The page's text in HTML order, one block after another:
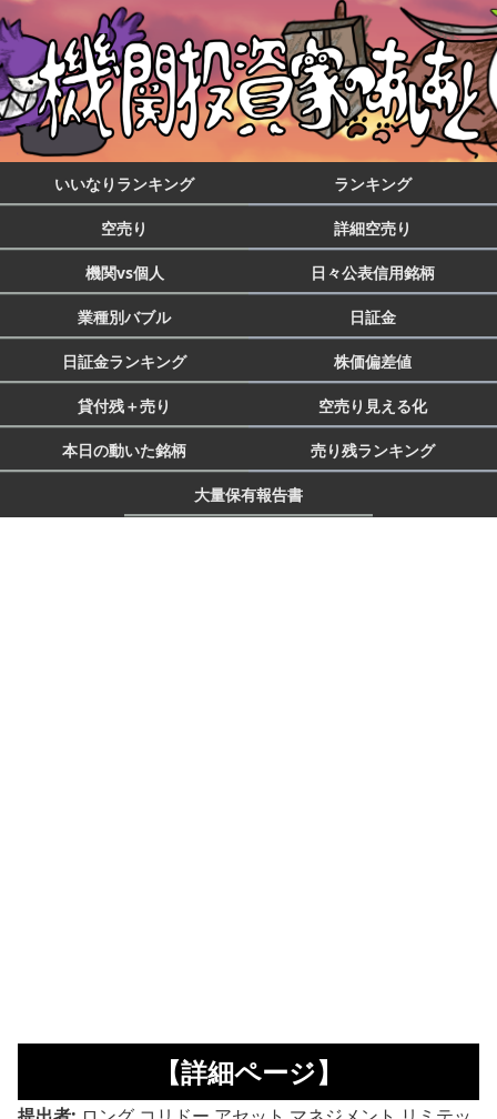
いいなりランキング ランキング
空売り 詳細空売り
機関vs個人 日々公表信用銘柄
業種別バブル 日証金
日証金ランキング 株価偏差値
貸付残＋売り 空売り見える化
本日の動いた銘柄 売り残ランキング
大量保有報告書
【詳細ページ】